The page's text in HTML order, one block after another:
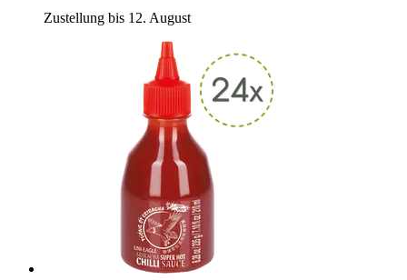
Zustellung bis 12. August